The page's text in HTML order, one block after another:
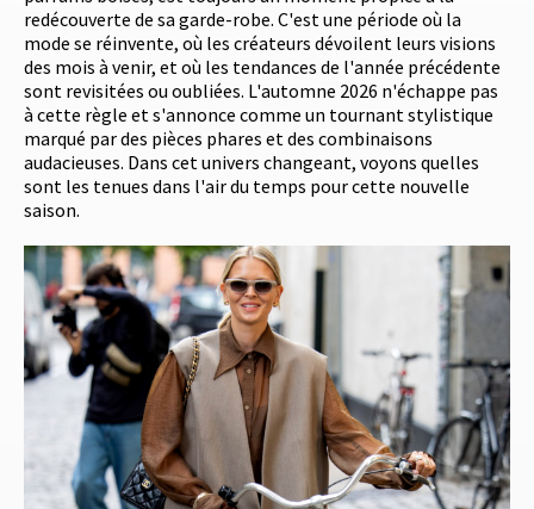
redécouverte de sa garde-robe. C'est une période où la
mode se réinvente, où les créateurs dévoilent leurs visions
des mois à venir, et où les tendances de l'année précédente
sont revisitées ou oubliées. L'automne 2026 n'échappe pas
à cette règle et s'annonce comme un tournant stylistique
marqué par des pièces phares et des combinaisons
audacieuses. Dans cet univers changeant, voyons quelles
sont les tenues dans l'air du temps pour cette nouvelle
saison.